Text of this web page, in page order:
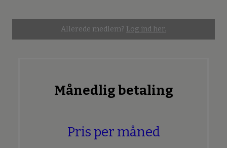
Allerede medlem? Log ind her.
Månedlig betaling
Pris per måned